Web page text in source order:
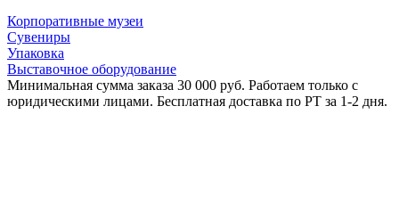
Корпоративные музеи
Сувениры
Упаковка
Выставочное оборудование
Минимальная сумма заказа 30 000 руб. Работаем только с
юридическими лицами. Бесплатная доставка по РТ за 1-2 дня.